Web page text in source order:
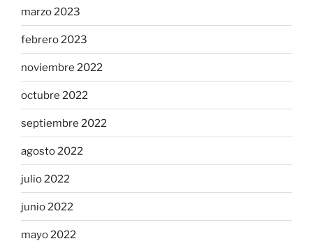
marzo 2023
febrero 2023
noviembre 2022
octubre 2022
septiembre 2022
agosto 2022
julio 2022
junio 2022
mayo 2022